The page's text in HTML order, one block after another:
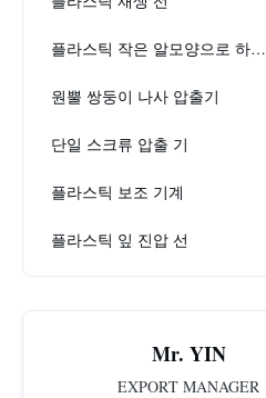
플라스틱 작은 알모양으로 하기 기계
원뿔 쌍둥이 나사 압출기
단일 스크류 압출 기
플라스틱 보조 기계
플라스틱 잎 진압 선
Mr. YIN
EXPORT MANAGER